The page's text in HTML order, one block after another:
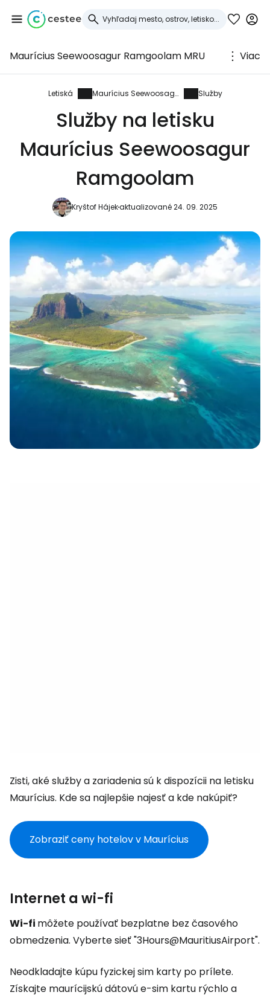
Maurícius Seewoosagur Ramgoolam MRU Viac
Letiská Maurícius Seewoosagur Ramgoolam Služby
Služby na letisku
Maurícius Seewoosagur
Ramgoolam
Kryštof Hájekaktualizované 24. 09. 2025
Zisti, aké služby a zariadenia sú k dispozícii na letisku
Maurícius. Kde sa najlepšie najesť a kde nakúpiť?
Zobraziť ceny hotelov v Maurícius
Internet a wi-fi
Wi-fi môžete používať bezplatne bez časového
obmedzenia. Vyberte sieť "3Hours@MauritiusAirport".
Neodkladajte kúpu fyzickej sim karty po prílete.
Získajte maurícijskú dátovú e-sim kartu rýchlo a
Prihláste sa do
služby Cestee
... celosvetovej komunity cestovateľov
Pokračovať na Facebooku
Pokračovať s e-mailom